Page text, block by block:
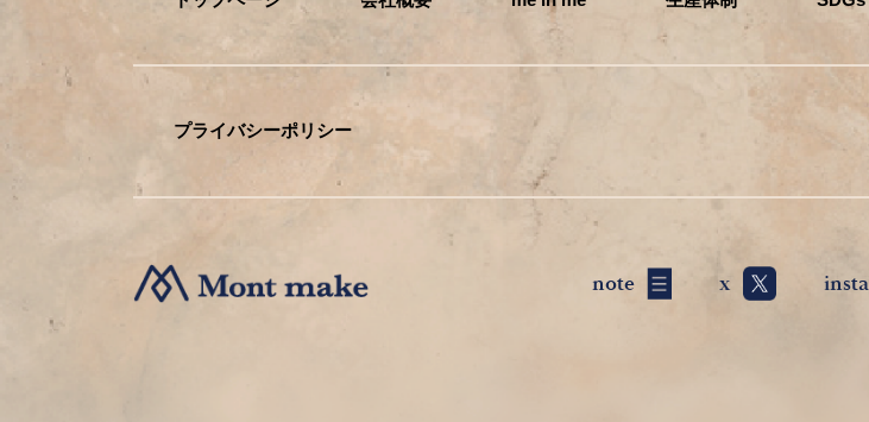
プライバシーポリシー
note x